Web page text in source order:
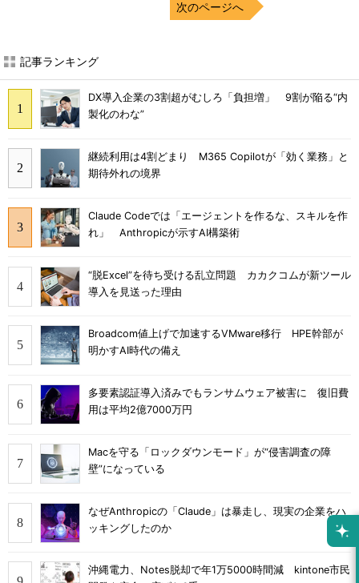
次のページへ
記事ランキング
DX導入企業の3割超がむしろ「負担増」 9割が陥る“内
製化のわな”
継続利用は4割どまり M365 Copilotが「効く業務」と
期待外れの境界
Claude Codeでは「エージェントを作るな、スキルを作
れ」 Anthropicが示すAI構築術
“脱Excel”を待ち受ける乱立問題 カカクコムが新ツール
導入を見送った理由
Broadcom値上げで加速するVMware移行 HPE幹部が
明かすAI時代の備え
多要素認証導入済みでもランサムウェア被害に 復旧費
用は平均2億7000万円
Macを守る「ロックダウンモード」が“侵害調査の障
壁”になっている
なぜAnthropicの「Claude」は暴走し、現実の企業をハ
ッキングしたのか
沖縄電力、Notes脱却で年1万5000時間減 kintone市民